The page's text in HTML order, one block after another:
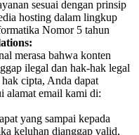
sesuai dengan prinsip
hosting dalam lingkup
Nomor 5 tahun
merasa bahwa konten
ilegal dan hak-hak legal
cipta, Anda dapat
alamat email kami di:
yang sampai kepada
keluhan dianggap valid,